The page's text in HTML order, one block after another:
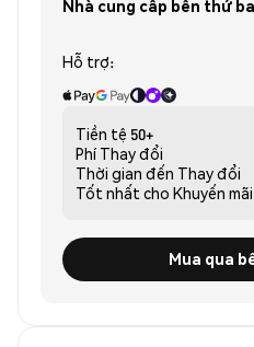
Nhà cung cấp bên thứ ba
Hỗ trợ:
Tiền tệ 50+
Phí Thay đổi
Thời gian đến Thay đổi
Tốt nhất cho Khuyến
Mua qua